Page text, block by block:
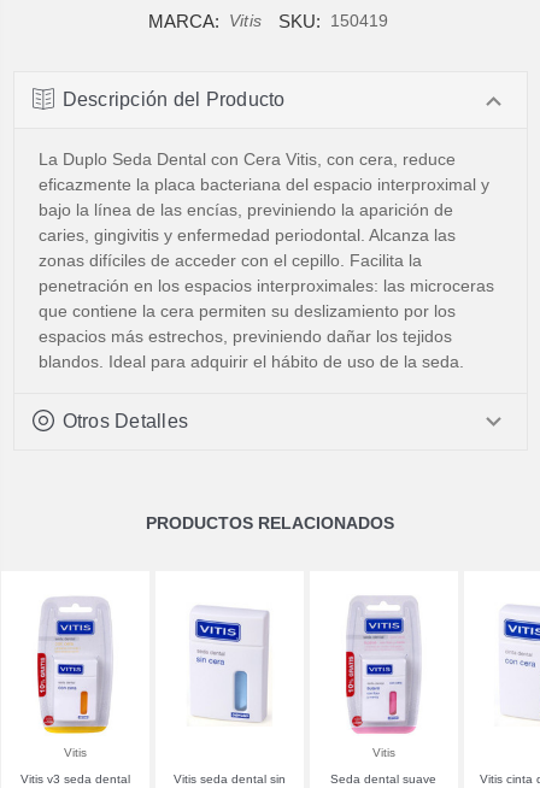
MARCA: Vitis SKU: 150419
Descripción del Producto
La Duplo Seda Dental con Cera Vitis, con cera, reduce
eficazmente la placa bacteriana del espacio interproximal y
bajo la línea de las encías, previniendo la aparición de
caries, gingivitis y enfermedad periodontal. Alcanza las
zonas difíciles de acceder con el cepillo. Facilita la
penetración en los espacios interproximales: las microceras
que contiene la cera permiten su deslizamiento por los
espacios más estrechos, previniendo dañar los tejidos
blandos. Ideal para adquirir el hábito de uso de la seda.
Otros Detalles
PRODUCTOS RELACIONADOS
Vitis
Vitis v3 seda dental
Vitis seda dental sin
Vitis
Seda dental suave
Vitis cinta